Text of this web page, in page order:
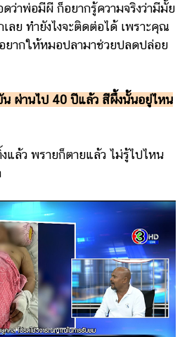
าพ่อมีผี ก็อยากรู้ความจริงว่ามีมั้ย
ลย ทำยังไงจะติดต่อได้ เพราะคุณ
ยากให้หมอปลามาช่วยปลดปล่อย
ผ่านไป 40 ปีแล้ว สีผึ้งนั้นอยู่ไหน
งแล้ว พรายก็ตายแล้ว ไม่รู้ไปไหน